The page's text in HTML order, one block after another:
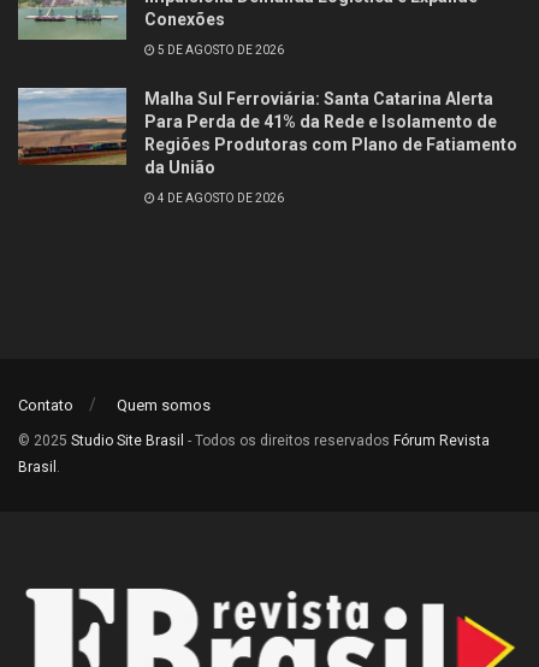
Conexões
5 DE AGOSTO DE 2026
Malha Sul Ferroviária: Santa Catarina Alerta
Para Perda de 41% da Rede e Isolamento de
Regiões Produtoras com Plano de Fatiamento
da União
4 DE AGOSTO DE 2026
Contato Quem somos
© 2025 Studio Site Brasil - Todos os direitos reservados Fórum Revista
Brasil .